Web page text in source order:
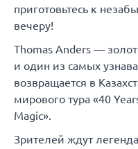
приготовьтесь к
вечеру!
Thomas Anders —
и один из самых
возвращается в
мирового тура «40
Magic».
Зрителей ждут